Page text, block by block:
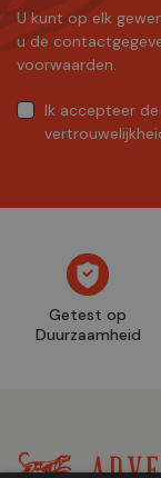
U kunt op elk
u de
voorwaarden.
Ik accepteer
Getest op
Duurzaamheid